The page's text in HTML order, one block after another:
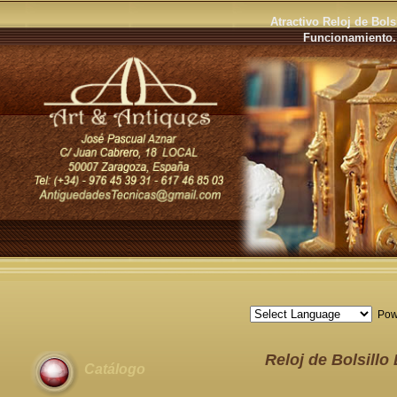
Atractivo Reloj de
Catálogo
Reloj de Bolsillo